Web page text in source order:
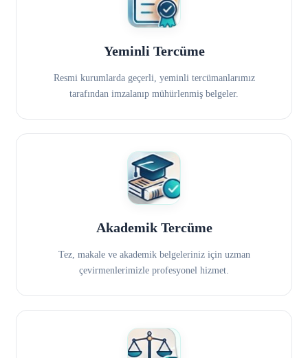
Yeminli Tercüme
Resmi kurumlarda geçerli, yeminli tercümanlarımız
tarafından imzalanıp mühürlenmiş belgeler.
Akademik Tercüme
Tez, makale ve akademik belgeleriniz için uzman
çevirmenlerimizle profesyonel hizmet.